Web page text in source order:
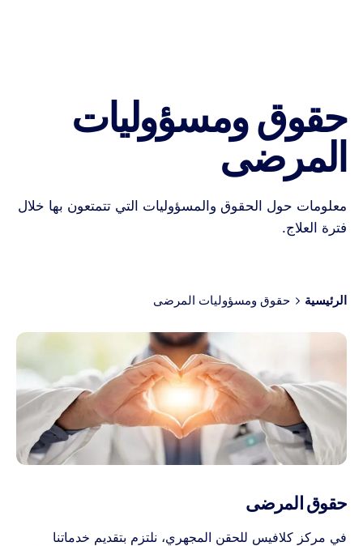
حقوق ومسؤوليات
المرضى
معلومات حول الحقوق والمسؤوليات التي تتمتعون بها خلال
فترة العلاج.
الرئيسية حقوق ومسؤوليات المرضى
حقوق المرضى
في مركز كلافيس للحقن المجهري، نلتزم بتقديم خدماتنا